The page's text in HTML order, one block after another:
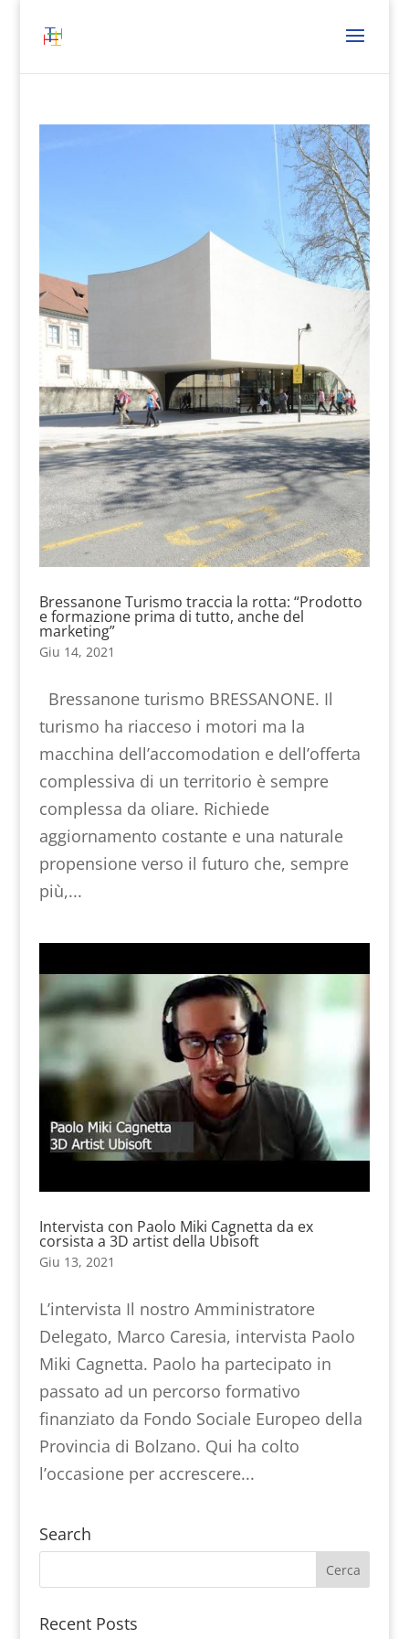
Bressanone Turismo traccia la rotta: “Prodotto
e formazione prima di tutto, anche del
marketing”
Giu 14, 2021
Bressanone turismo BRESSANONE. Il
turismo ha riacceso i motori ma la
macchina dell’accomodation e dell’offerta
complessiva di un territorio è sempre
complessa da oliare. Richiede
aggiornamento costante e una naturale
propensione verso il futuro che, sempre
più,...
Intervista con Paolo Miki Cagnetta da ex
corsista a 3D artist della Ubisoft
Giu 13, 2021
L’intervista Il nostro Amministratore
Delegato, Marco Caresia, intervista Paolo
Miki Cagnetta. Paolo ha partecipato in
passato ad un percorso formativo
finanziato da Fondo Sociale Europeo della
Provincia di Bolzano. Qui ha colto
l’occasione per accrescere...
Search
Recent Posts